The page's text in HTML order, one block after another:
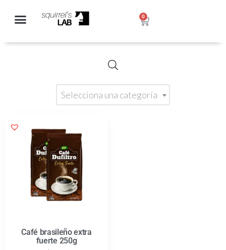
0
Selecciona una categoría
Café brasileño extra
fuerte 250g